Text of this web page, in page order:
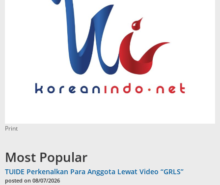
Print
Most Popular
TUIDE Perkenalkan Para Anggota Lewat Video “GRLS”
posted on 08/07/2026